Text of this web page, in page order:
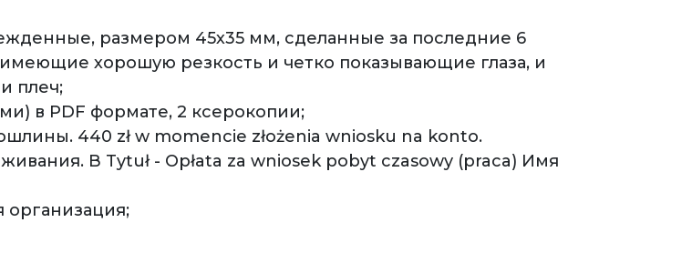
размером 45х35 мм, сделанные за последние 6
хорошую резкость и четко показывающие глаза, и
плеч;
в PDF формате, 2 ксерокопии;
440 zł w momencie złożenia wniosku na konto.
В Tytuł - Opłata za wniosek pobyt czasowy (praca) Имя
организация;